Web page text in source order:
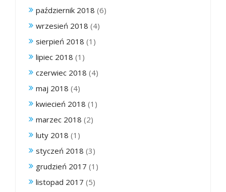
październik 2018 (6)
wrzesień 2018 (4)
sierpień 2018 (1)
lipiec 2018 (1)
czerwiec 2018 (4)
maj 2018 (4)
kwiecień 2018 (1)
marzec 2018 (2)
luty 2018 (1)
styczeń 2018 (3)
grudzień 2017 (1)
listopad 2017 (5)